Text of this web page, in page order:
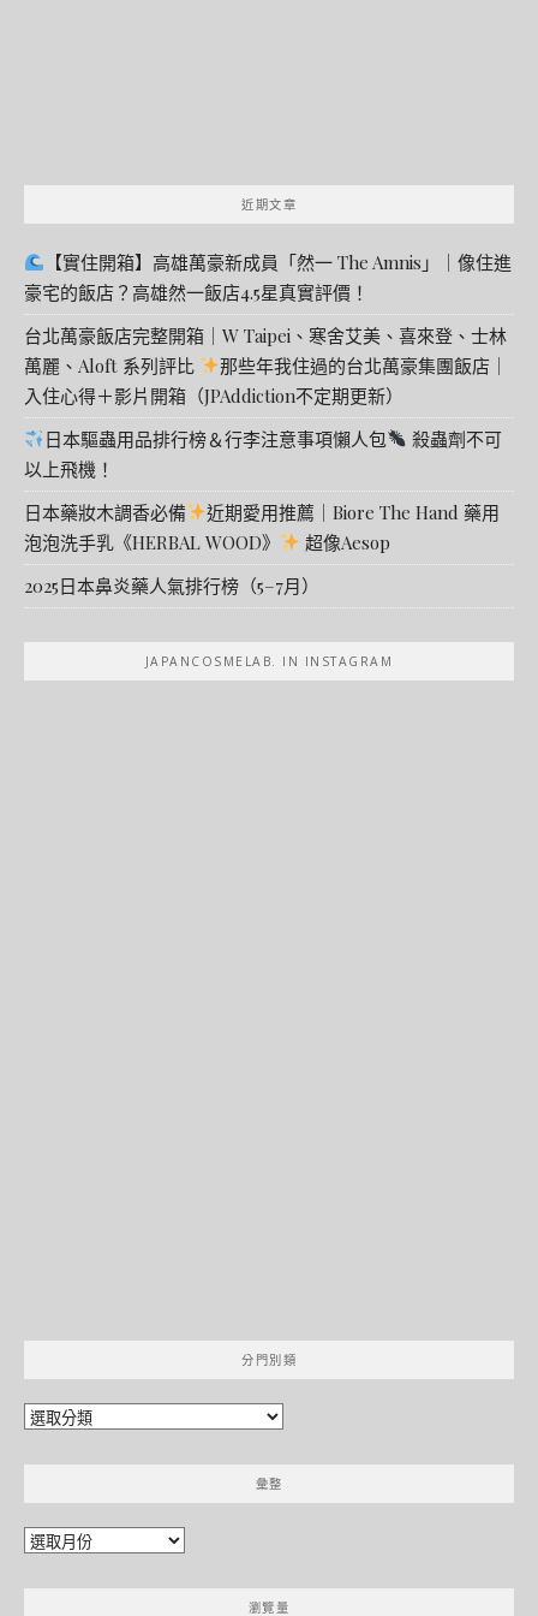
近期文章
【實住開箱】高雄萬豪新成員「然一 The Amnis」｜像住進
豪宅的飯店？高雄然一飯店4.5星真實評價！
台北萬豪飯店完整開箱｜W Taipei、寒舍艾美、喜來登、士林
萬麗、Aloft 系列評比
那些年我住過的台北萬豪集團飯店｜
入住心得＋影片開箱（JPAddiction不定期更新）
日本驅蟲用品排行榜＆行李注意事項懶人包
殺蟲劑不可
以上飛機！
日本藥妝木調香必備
近期愛用推薦｜Biore The Hand 藥用
泡泡洗手乳《HERBAL WOOD》
超像Aesop
2025日本鼻炎藥人氣排行榜（5–7月）
JAPANCOSMELAB. IN INSTAGRAM
分門別類
分
別
彙整
彙
瀏覽量